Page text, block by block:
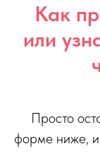
Как
или
Просто
форме ниже,